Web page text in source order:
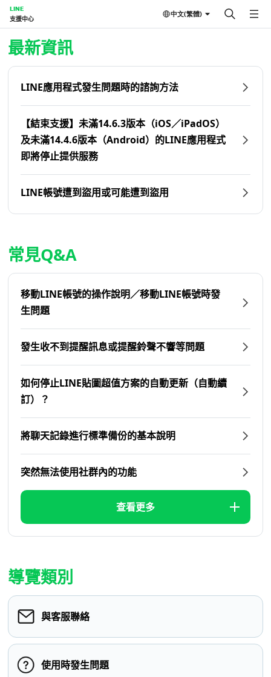
LINE
支援中心
中文(繁體)
首頁 | LINE支援中心
最新資訊
LINE應用程式發生問題時的諮詢方法
【結束支援】未滿14.6.3版本（iOS／iPadOS）
及未滿14.4.6版本（Android）的LINE應用程式
即將停止提供服務
LINE帳號遭到盜用或可能遭到盜用
常見Q&A
移動LINE帳號的操作說明／移動LINE帳號時發
生問題
發生收不到提醒訊息或提醒鈴聲不響等問題
如何停止LINE貼圖超值方案的自動更新（自動續
訂）？
將聊天記錄進行標準備份的基本說明
突然無法使用社群內的功能
查看更多
導覽類別
與客服聯絡
使用時發生問題